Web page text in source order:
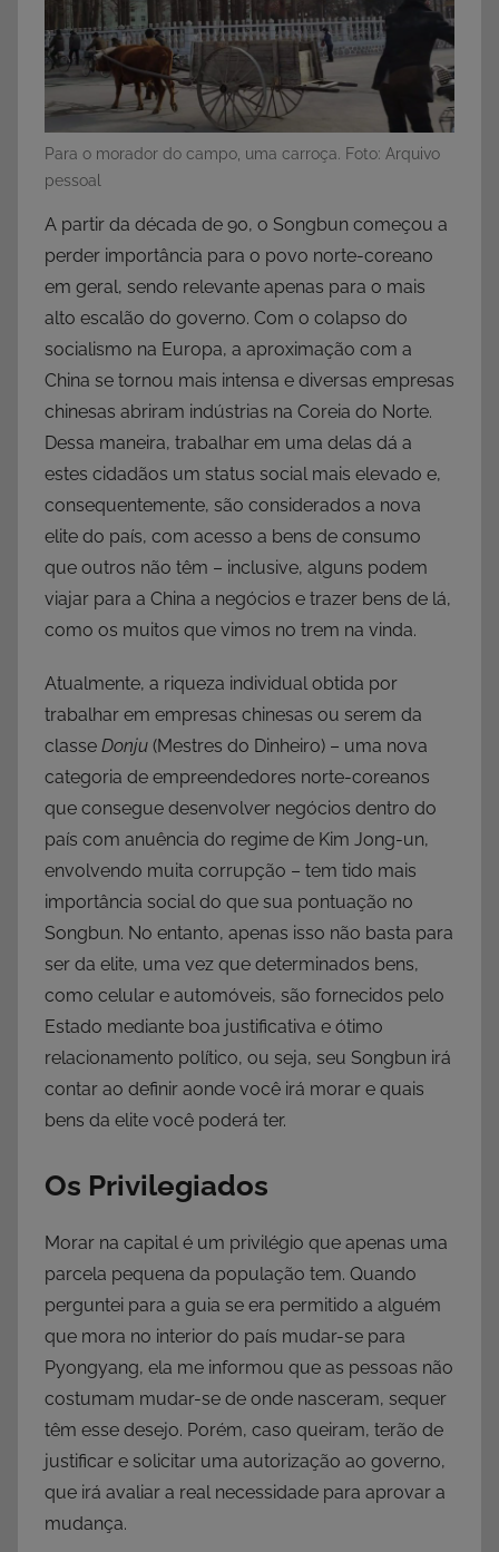
Para o morador do campo, uma carroça. Foto: Arquivo
pessoal
A partir da década de 90, o Songbun começou a
perder importância para o povo norte-coreano
em geral, sendo relevante apenas para o mais
alto escalão do governo. Com o colapso do
socialismo na Europa, a aproximação com a
China se tornou mais intensa e diversas empresas
chinesas abriram indústrias na Coreia do Norte.
Dessa maneira, trabalhar em uma delas dá a
estes cidadãos um status social mais elevado e,
consequentemente, são considerados a nova
elite do país, com acesso a bens de consumo
que outros não têm – inclusive, alguns podem
viajar para a China a negócios e trazer bens de lá,
como os muitos que vimos no trem na vinda.
Atualmente, a riqueza individual obtida por
trabalhar em empresas chinesas ou serem da
classe Donju (Mestres do Dinheiro) – uma nova
categoria de empreendedores norte-coreanos
que consegue desenvolver negócios dentro do
país com anuência do regime de Kim Jong-un,
envolvendo muita corrupção – tem tido mais
importância social do que sua pontuação no
Songbun. No entanto, apenas isso não basta para
ser da elite, uma vez que determinados bens,
como celular e automóveis, são fornecidos pelo
Estado mediante boa justificativa e ótimo
relacionamento político, ou seja, seu Songbun irá
contar ao definir aonde você irá morar e quais
bens da elite você poderá ter.
Os Privilegiados
Morar na capital é um privilégio que apenas uma
parcela pequena da população tem. Quando
perguntei para a guia se era permitido a alguém
que mora no interior do país mudar-se para
Pyongyang, ela me informou que as pessoas não
costumam mudar-se de onde nasceram, sequer
têm esse desejo. Porém, caso queiram, terão de
justificar e solicitar uma autorização ao governo,
que irá avaliar a real necessidade para aprovar a
mudança.